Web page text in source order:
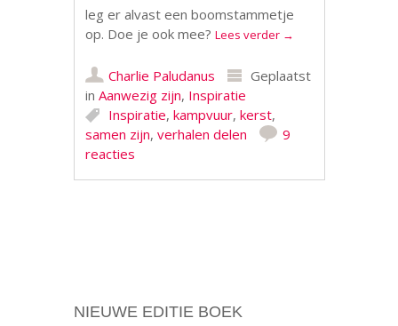
leg er alvast een boomstammetje
op. Doe je ook mee?Lees verder →
Charlie Paludanus
Geplaatst
inAanwezig zijn, Inspiratie
Inspiratie,kampvuur,kerst,
samen zijn,verhalen delen
9
reacties
NIEUWE EDITIE BOEK